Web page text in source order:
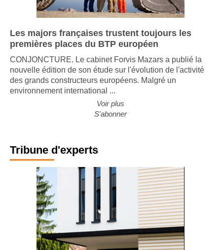
Les majors françaises trustent toujours les
premières places du BTP européen
CONJONCTURE. Le cabinet Forvis Mazars a publié la
nouvelle édition de son étude sur l'évolution de l'activité
des grands constructeurs européens. Malgré un
Voir plus
Tribune d'experts